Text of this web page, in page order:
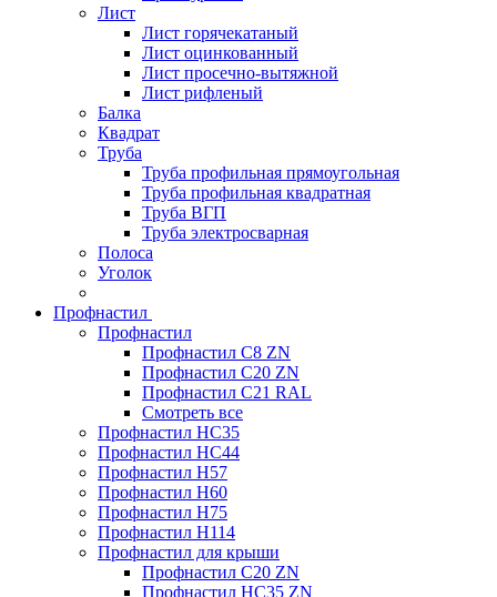
Лист
Лист горячекатаный
Лист оцинкованный
Лист просечно-вытяжной
Лист рифленый
Балка
Квадрат
Труба
Труба профильная прямоугольная
Труба профильная квадратная
Труба ВГП
Труба электросварная
Полоса
Уголок
Профнастил
Профнастил
Профнастил С8 ZN
Профнастил С20 ZN
Профнастил С21 RAL
Смотреть все
Профнастил HC35
Профнастил HC44
Профнастил H57
Профнастил H60
Профнастил H75
Профнастил H114
Профнастил для крыши
Профнастил С20 ZN
Профнастил НС35 ZN